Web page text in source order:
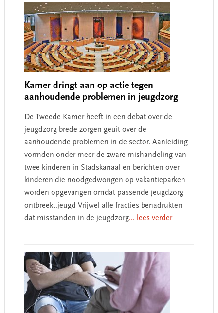
Kamer dringt aan op actie tegen
aanhoudende problemen in jeugdzorg
De Tweede Kamer heeft in een debat over de
jeugdzorg brede zorgen geuit over de
aanhoudende problemen in de sector. Aanleiding
vormden onder meer de zware mishandeling van
twee kinderen in Stadskanaal en berichten over
kinderen die noodgedwongen op vakantieparken
worden opgevangen omdat passende jeugdzorg
ontbreekt.jeugd Vrijwel alle fracties benadrukten
dat misstanden in de jeugdzorg... lees verder